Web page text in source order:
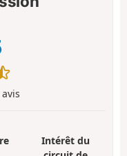
avis
Intérêt du